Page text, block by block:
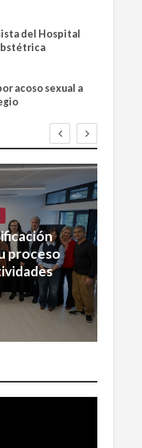
del Hospital
acoso sexual a
proceso